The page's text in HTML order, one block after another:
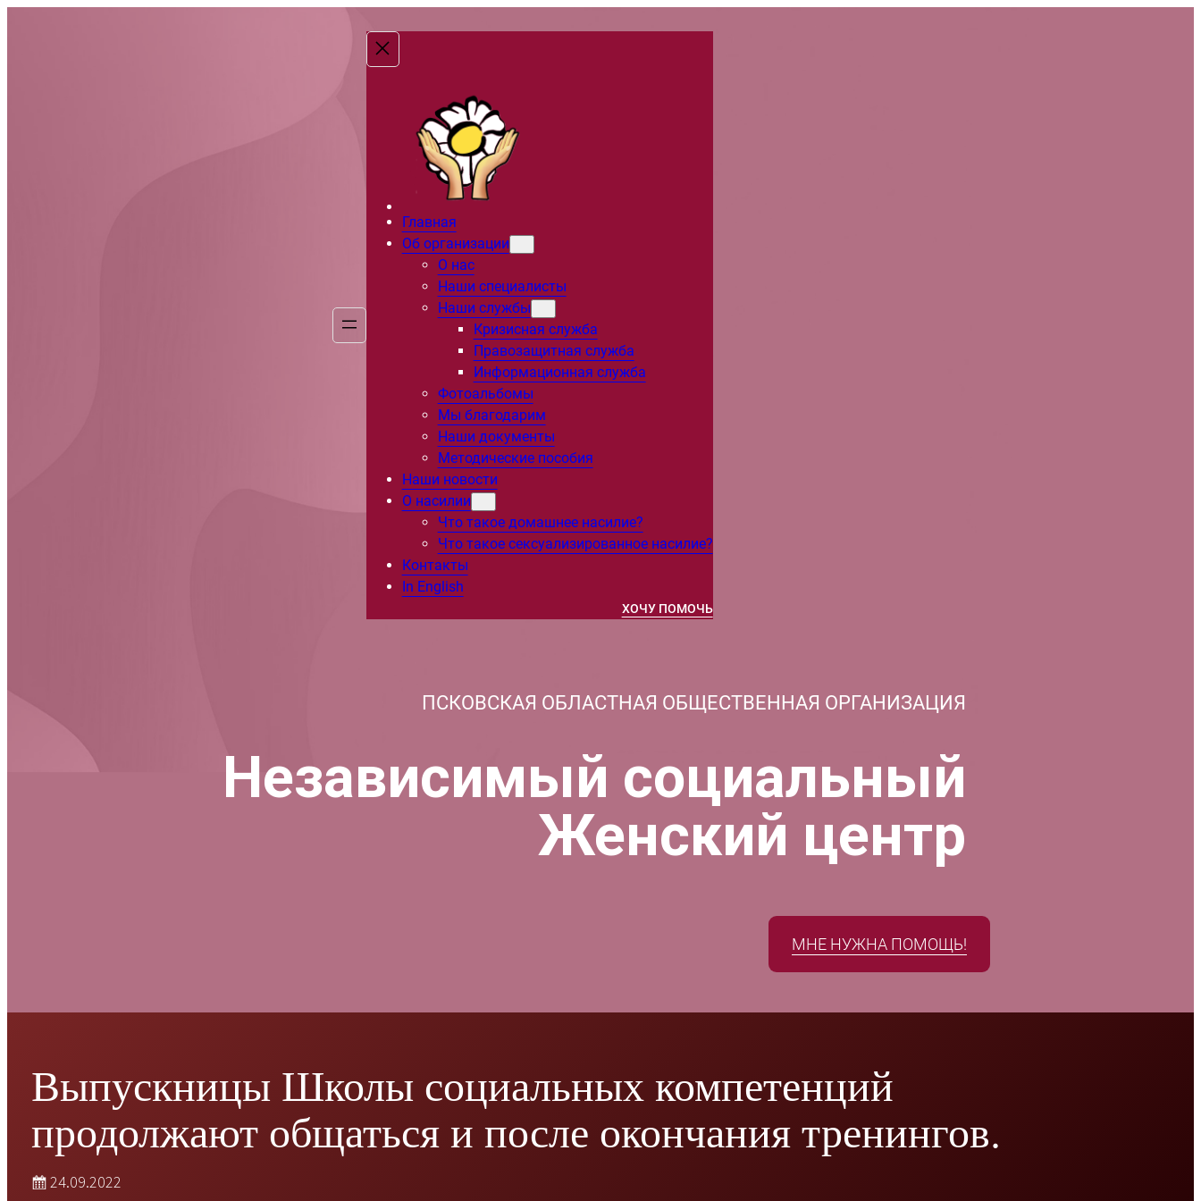
Главная
Об организации
О нас
Наши специалисты
Наши службы
Кризисная служба
Правозащитная служба
Информационная служба
Фотоальбомы
Мы благодарим
Наши документы
Методические пособия
Наши новости
О насилии
Что такое домашнее насилие?
Что такое сексуализированное насилие?
Контакты
In English
ХОЧУ ПОМОЧЬ
ПСКОВСКАЯ ОБЛАСТНАЯ ОБЩЕСТВЕННАЯ ОРГАНИЗАЦИЯ
Независимый социальный
Женский центр
МНЕ НУЖНА ПОМОЩЬ!
Выпускницы Школы социальных компетенций
продолжают общаться и после окончания тренингов.
24.09.2022